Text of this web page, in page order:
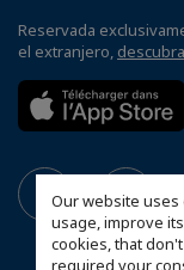
Our website uses
usage, improve
cookies, that
required your
Reservada
el extranjero,